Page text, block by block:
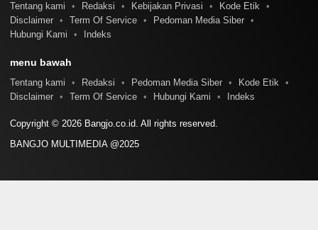
Tentang kami Redaksi Kebijakan Privasi
Kode Etik
Disclaimer
Term Of Service
Pedoman Media Siber
Hubungi Kami
Indeks
menu bawah
Tentang kami Redaksi Pedoman Media Siber
Kode Etik
Disclaimer
Term Of Service Hubungi Kami Indeks
Copyright © 2026 Bangjo.co.id. All rights reserved.
BANGJO MULTIMEDIA @2025